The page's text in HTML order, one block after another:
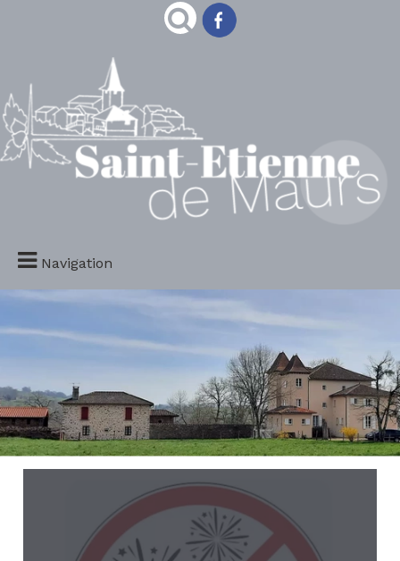
Navigation
S comme
simplement...